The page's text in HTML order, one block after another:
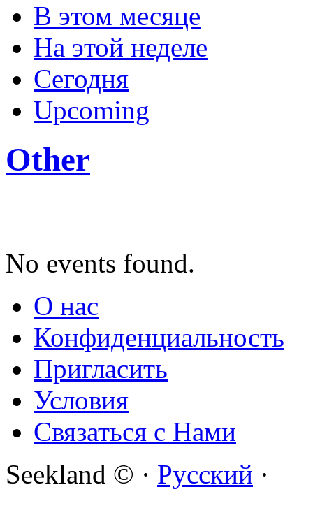
В этом месяце
На этой неделе
Сегодня
Upcoming
Other
No events found.
О нас
Конфиденциальность
Пригласить
Условия
Связаться с Нами
Seekland © · Русский ·